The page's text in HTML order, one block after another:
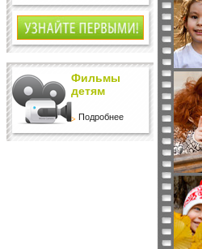
Фильмы
детям
Подробнее